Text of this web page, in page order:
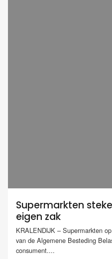
Supermarkten
eigen zak
KRALENDIJK – Supermarkten
van de Algemene Besteding
consument....